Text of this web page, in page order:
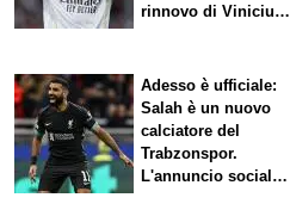
rinnovo di Vinicius.
Adesso è ufficiale:
Salah è un nuovo
calciatore del
Trabzonspor.
L'annuncio social